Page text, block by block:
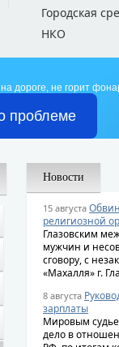
Городская
НКО
дороге, не горит
проблеме
Новости
15 августа
религиозной
Глазовским
мужчин и
сговору, с
«Махалля» г.
8 августа
зарплаты
Мировым
дело в